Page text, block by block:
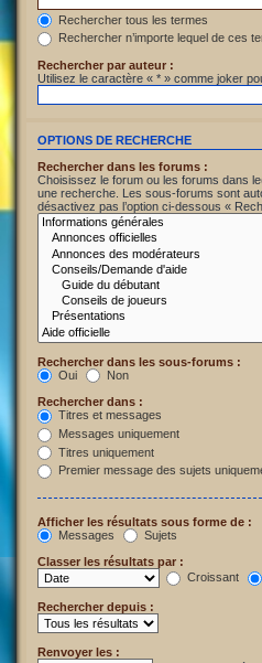
Rechercher tous les termes
Rechercher n’importe lequel de ces
Rechercher par auteur :
Utilisez le caractère « * » comme joker
OPTIONS DE RECHERCHE
Rechercher dans les forums :
Choisissez le forum ou les forums dans
une recherche. Les sous-forums sont
désactivez pas l’option ci-dessous «
Rechercher dans les sous-forums :
Oui
Non
Rechercher dans :
Titres et messages
Messages uniquement
Titres uniquement
Premier message des sujets
Afficher les résultats sous forme de :
Messages
Sujets
Classer les résultats par :
Croissant
Rechercher depuis :
Renvoyer les :